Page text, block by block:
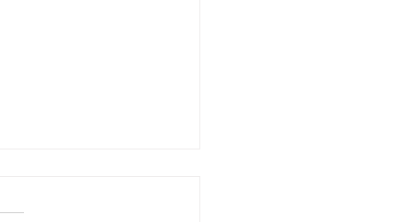
는 양심의 가책이 일어날